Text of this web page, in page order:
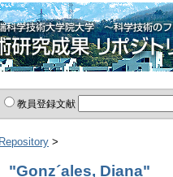
教員登録文献
>
"Gonz´ales, Diana"